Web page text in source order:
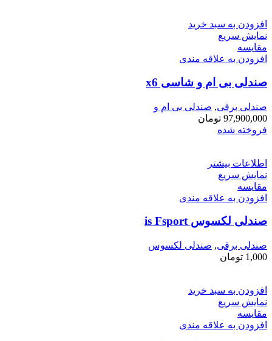
افزودن به سبد خرید
نمایش سریع
مقايسه
افزودن به علاقه مندی
صندلی بی ام و شاسی x6
صندلی برقی, صندلی بی ام و
97,900,000 تومان
فروخته شده
اطلاعات بیشتر
نمایش سریع
مقايسه
افزودن به علاقه مندی
صندلی لکسوس is Fsport
صندلی برقی, صندلی لکسوس
1,000 تومان
افزودن به سبد خرید
نمایش سریع
مقايسه
افزودن به علاقه مندی